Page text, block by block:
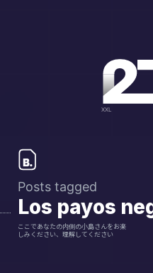
Posts tagged
Los payos
ここであなたの内側の小島さんをお楽
しみください、理解してください